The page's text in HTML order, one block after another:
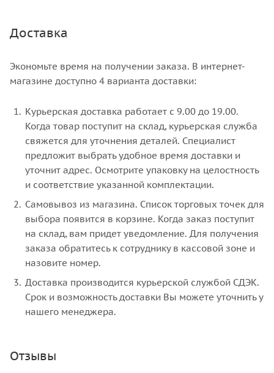
Доставка
Экономьте время на получении заказа. В интернет-
магазине доступно 4 варианта доставки:
Курьерская доставка работает с 9.00 до 19.00.
Когда товар поступит на склад, курьерская служба
свяжется для уточнения деталей. Специалист
предложит выбрать удобное время доставки и
уточнит адрес. Осмотрите упаковку на целостность
и соответствие указанной комплектации.
Самовывоз из магазина. Список торговых точек для
выбора появится в корзине. Когда заказ поступит
на склад, вам придет уведомление. Для получения
заказа обратитесь к сотруднику в кассовой зоне и
назовите номер.
Доставка производится курьерской службой СДЭК.
Срок и возможность доставки Вы можете уточнить у
нашего менеджера.
Отзывы